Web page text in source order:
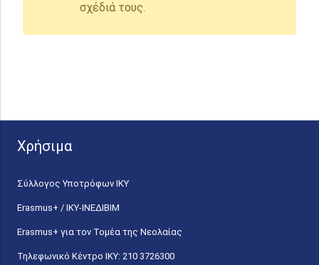
σχέδιά τους.
Χρήσιμα
Σύλλογος Υποτρόφων ΙΚΥ
Erasmus+ / ΙΚΥ-ΙΝΕΔΙΒΙΜ
Erasmus+ για τον Τομέα της Νεολαίας
Τηλεφωνικό Κέντρο IKY: 210 3726300